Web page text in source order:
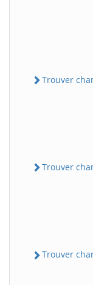
Trouver
Trouver
Trouver